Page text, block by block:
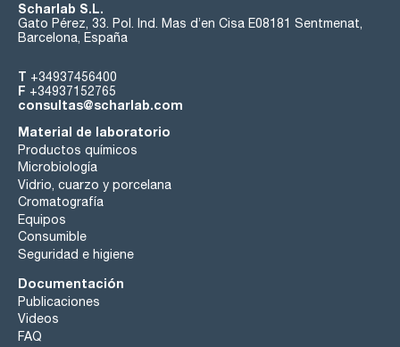
Scharlab S.L.
Gato Pérez, 33. Pol. Ind. Mas d’en Cisa E08181 Sentmenat,
Barcelona, España
T +34937456400
F +34937152765
consultas@scharlab.com
Material de laboratorio
Productos químicos
Microbiología
Vidrio, cuarzo y porcelana
Cromatografía
Equipos
Consumible
Seguridad e higiene
Documentación
Publicaciones
Videos
FAQ